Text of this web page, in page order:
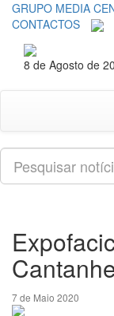
GRUPO MEDIA
CONTACTOS
8 de Agosto de
Pesquisar
7 de Maio 2020